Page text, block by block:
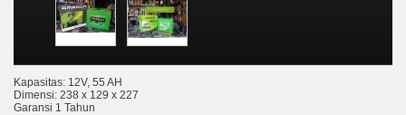
Kapasitas: 12V, 55 AH
Dimensi: 238 x 129 x 227
Garansi 1 Tahun